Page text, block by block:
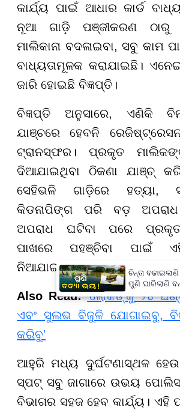
କାର୍ଯ୍ୟ ପାଇଁ ଆଧାର କାର୍ଡ
ନୂଆ ଗାଡ଼ି ପଞ୍ଜୀକରଣ
ମାଲିକାନା ବଦଳାଇବା, ସବୁ କାମ
ବାଧ୍ୟତାମୂଳକ କରାଯାଇଛି।
ଜାରି ହୋଇଛି ବିଜ୍ଞପ୍ତି।
ବିଜ୍ଞପ୍ତି ଅନୁସାରେ, ଏଣିକି
ଯାଞ୍ଚରେ ହେବନି
ଟ୍ରାନସ୍ଫର। ପ୍ରକୃତ
ଦିଆଯାଇଥିବା ଠିକଣା ଯାଞ୍ଚ୍
ସେହିଭଳି ଗାଡ଼ିରେ ହତ୍ୟା,
କିଡନାପିଙ୍ଗ ପରି ବଡ଼
ଅପରାଧ ଘଟିବା ପରେ ପ୍ରକୃତ
ପାଖରେ ପହଞ୍ଚିବା ପାଇଁ
ନିଆଯାଇଛି ।
Also Read:‘ଲୋକଙ୍କୁ ୨୪
ଏବଂ ସୁଲଭ ବିଜୁଳି ଯୋଗାଇବୁ,
କରିବୁ'
ଆହୁରି ମଧ୍ୟ ଦୁର୍ଘଟଣାସ୍ଥଳ
ସ୍ପଟ୍ ସବୁ ଜାଗାରେ ଉଭୟ
ବିଭାଗର ସହଜ ହେବ କାର୍ଯ୍ୟ। ଏହି
ଚିନ୍ତା
ପୁଣି ଘାରିଲାଣି